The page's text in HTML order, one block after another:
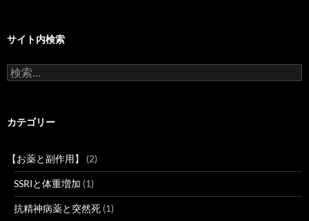
サイト内検索
検
索:
カテゴリー
【お薬と副作用】 (2)
SSRIと体重増加 (1)
抗精神病薬と突然死 (1)